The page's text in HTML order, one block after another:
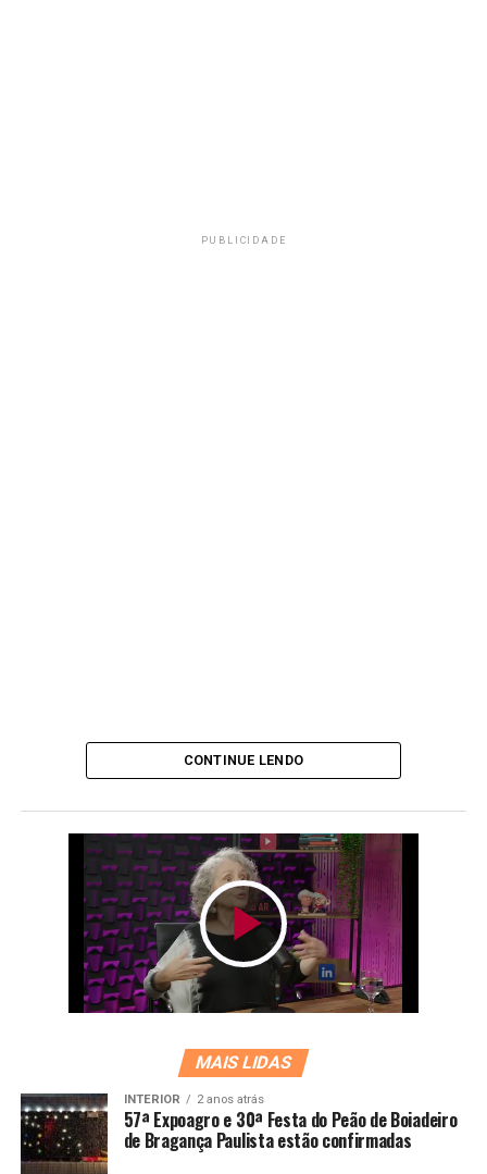
PUBLICIDADE
CONTINUE LENDO
MAIS LIDAS
INTERIOR 2 anos atrás
57ª Expoagro e 30ª Festa do Peão de Boiadeiro
de Bragança Paulista estão confirmadas